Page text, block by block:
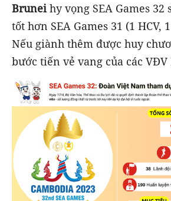
Bruneihy vọng SEA Games 32
tốt hơn SEA Games 31 (1 HCV,
Nếu giành thêm được huy
bước tiến vẻ vang của các